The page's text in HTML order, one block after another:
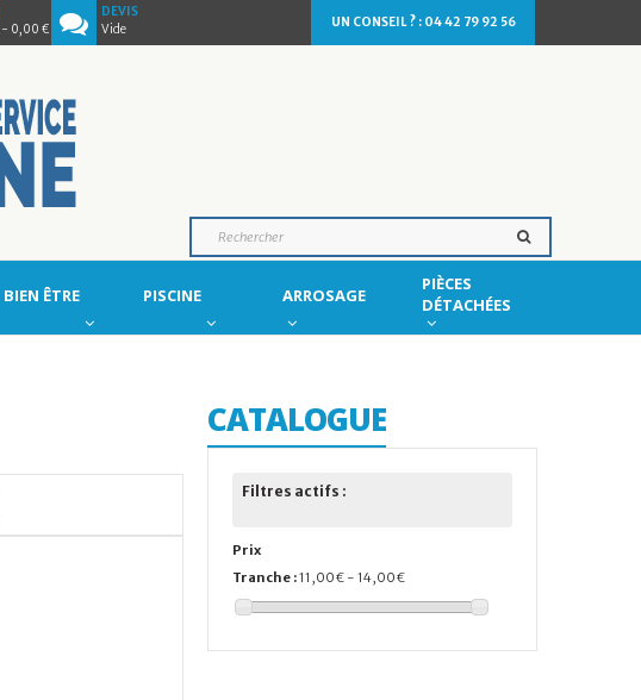
- 0,00 €
DEVIS
Vide
UN CONSEIL ? : 04 42 79 92 56
BIEN ÊTRE PISCINE ARROSAGE
PIÈCES
DÉTACHÉES
CATALOGUE
Filtres actifs :
Prix
Tranche :11,00€ - 14,00€